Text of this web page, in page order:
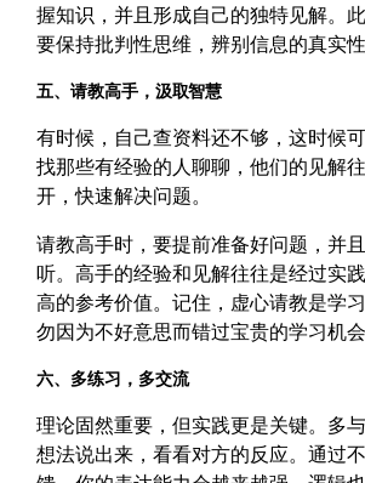
握知识，并且形成自己的独特见解。
要保持批判性思维，辨别信息的真实性
五、请教高手，汲取智慧
有时候，自己查资料还不够，这时候
找那些有经验的人聊聊，他们的见解
开，快速解决问题。
请教高手时，要提前准备好问题，并
听。高手的经验和见解往往是经过实
高的参考价值。记住，虚心请教是学
勿因为不好意思而错过宝贵的学习机会
六、多练习，多交流
理论固然重要，但实践更是关键。多
想法说出来，看看对方的反应。通过